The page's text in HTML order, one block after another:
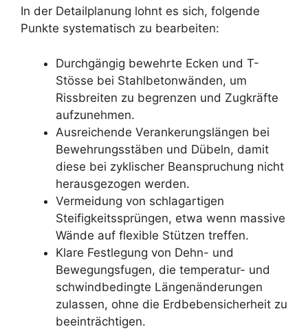
In der Detailplanung lohnt es sich, folgende
Punkte systematisch zu bearbeiten:
Durchgängig bewehrte Ecken und T-
Stösse bei Stahlbetonwänden, um
Rissbreiten zu begrenzen und Zugkräfte
aufzunehmen.
Ausreichende Verankerungslängen bei
Bewehrungsstäben und Dübeln, damit
diese bei zyklischer Beanspruchung nicht
herausgezogen werden.
Vermeidung von schlagartigen
Steifigkeitssprüngen, etwa wenn massive
Wände auf flexible Stützen treffen.
Klare Festlegung von Dehn- und
Bewegungsfugen, die temperatur- und
schwindbedingte Längenänderungen
zulassen, ohne die Erdbebensicherheit zu
beeinträchtigen.